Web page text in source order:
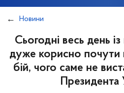
Новини
Сьогодні весь день
дуже корисно почути
бій, чого саме не
Президента